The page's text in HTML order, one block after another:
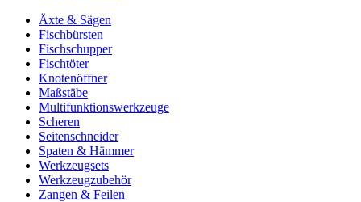
Äxte & Sägen
Fischbürsten
Fischschupper
Fischtöter
Knotenöffner
Maßstäbe
Multifunktionswerkzeuge
Scheren
Seitenschneider
Spaten & Hämmer
Werkzeugsets
Werkzeugzubehör
Zangen & Feilen